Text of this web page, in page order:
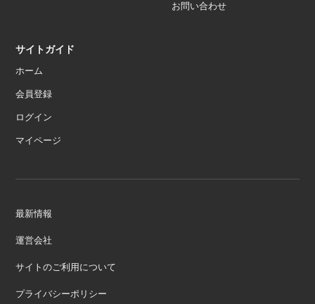
お問い合わせ
サイトガイド
ホーム
会員登録
ログイン
マイページ
最新情報
運営会社
サイトのご利用について
プライバシーポリシー